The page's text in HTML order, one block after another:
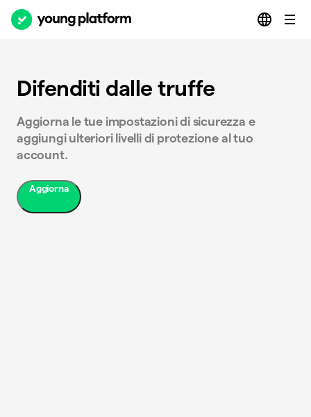
Difenditi dalle truffe
Aggiorna le tue impostazioni di sicurezza e
aggiungi ulteriori livelli di protezione al tuo
account.
Aggiorna